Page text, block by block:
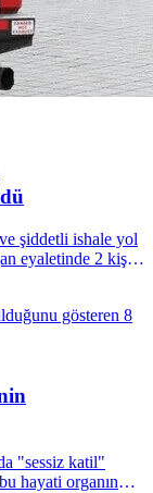
şiddetli ishale yol
eyaletinde 2 kişi
"sessiz katil"
hayati organın